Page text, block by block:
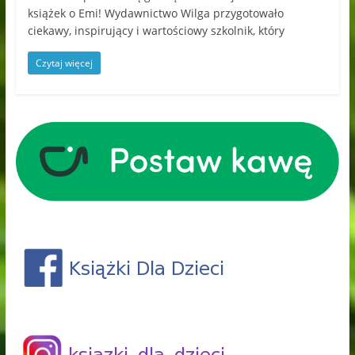
książek o Emi! Wydawnictwo Wilga przygotowało
ciekawy, inspirujący i wartościowy szkolnik, który
Czytaj więcej